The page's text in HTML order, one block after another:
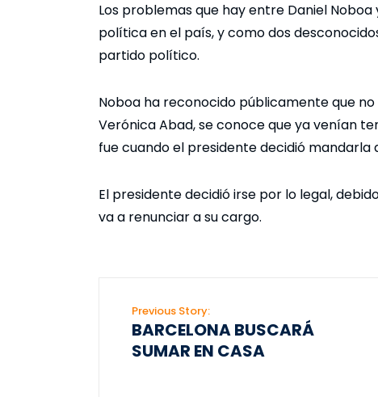
Los problemas que hay entre Daniel
política en el país, y como dos
partido político.
Noboa ha reconocido públicamente que
Verónica Abad, se conoce que ya venían
fue cuando el presidente decidió mandarla
El presidente decidió irse por lo legal,
va a renunciar a su cargo.
Previous Story:
BARCELONA BUSCARÁ
SUMAR EN CASA